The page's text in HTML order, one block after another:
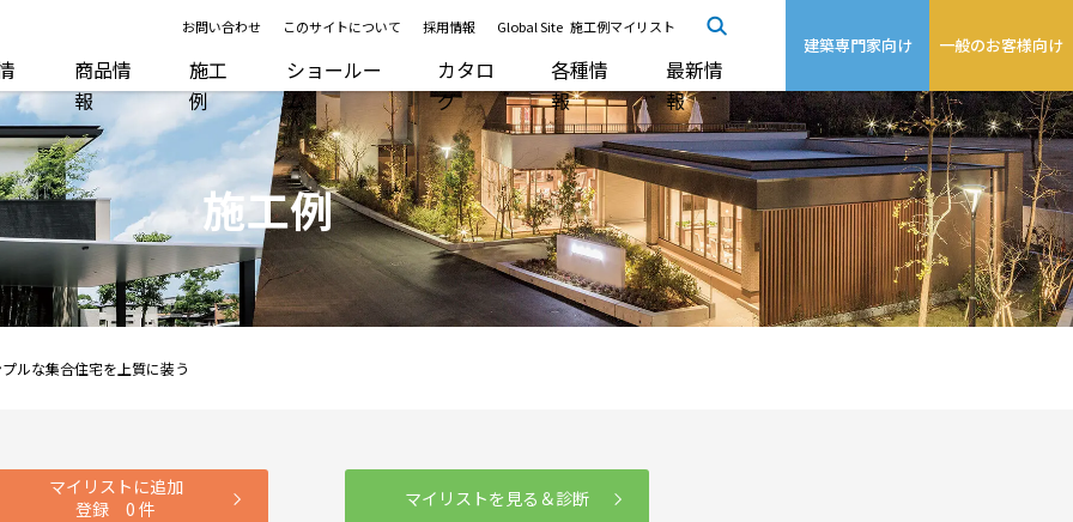
お問い合わせ このサイトについて 採用情報 Global Site 施工例マイリスト
商品情
報
施工
例
ショールー
ム
カタロ
グ
各種情
報
最新情
報
建築専門家向け 一般のお客様向け
施工例
ルな集合住宅を上質に装う
マイリストに追加
登録0 件 マイリストを見る＆診断